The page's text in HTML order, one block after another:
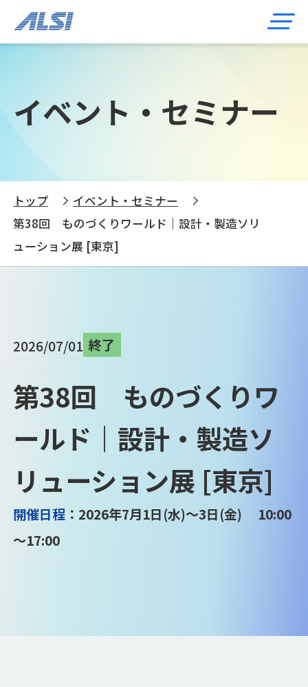
イベント・セミナー
トップ
イベント・セミナー
第38回 ものづくりワールド｜設計・製造ソリ
ューション展 [東京]
2026/07/01 終了
第38回 ものづくりワ
ールド｜設計・製造ソ
リューション展 [東京]
開催日程 ：2026年7月1日(水)～3日(金) 10:00
～17:00